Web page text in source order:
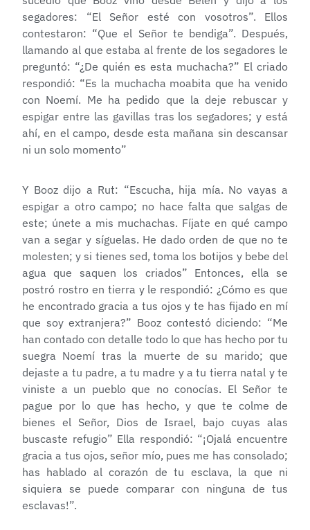
segadores: “El Señor esté con vosotros”. Ellos
contestaron: “Que el Señor te bendiga”. Después,
llamando al que estaba al frente de los segadores le
preguntó: “¿De quién es esta muchacha?” El criado
respondió: “Es la muchacha moabita que ha venido
con Noemí. Me ha pedido que la deje rebuscar y
espigar entre las gavillas tras los segadores; y está
ahí, en el campo, desde esta mañana sin descansar
ni un solo momento”
Y Booz dijo a Rut: “Escucha, hija mía. No vayas a
espigar a otro campo; no hace falta que salgas de
este; únete a mis muchachas. Fíjate en qué campo
van a segar y síguelas. He dado orden de que no te
molesten; y si tienes sed, toma los botijos y bebe del
agua que saquen los criados” Entonces, ella se
postró rostro en tierra y le respondió: ¿Cómo es que
he encontrado gracia a tus ojos y te has fijado en mí
que soy extranjera?” Booz contestó diciendo: “Me
han contado con detalle todo lo que has hecho por tu
suegra Noemí tras la muerte de su marido; que
dejaste a tu padre, a tu madre y a tu tierra natal y te
viniste a un pueblo que no conocías. El Señor te
pague por lo que has hecho, y que te colme de
bienes el Señor, Dios de Israel, bajo cuyas alas
buscaste refugio” Ella respondió: “¡Ojalá encuentre
gracia a tus ojos, señor mío, pues me has consolado;
has hablado al corazón de tu esclava, la que ni
siquiera se puede comparar con ninguna de tus
esclavas!”.